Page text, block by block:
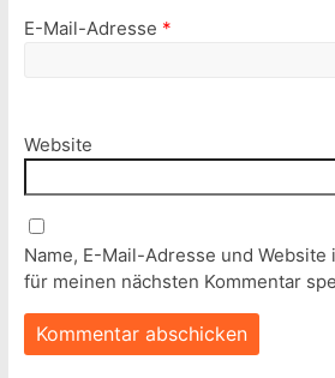
E-Mail-Adresse *
Website
Name, E-Mail-Adresse und
für meinen nächsten Kommentar